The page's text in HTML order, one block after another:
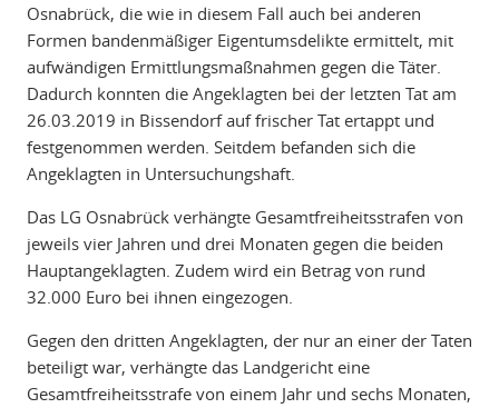
Osnabrück, die wie in diesem Fall auch bei anderen
Formen bandenmäßiger Eigentumsdelikte ermittelt, mit
aufwändigen Ermittlungsmaßnahmen gegen die Täter.
Dadurch konnten die Angeklagten bei der letzten Tat am
26.03.2019 in Bissendorf auf frischer Tat ertappt und
festgenommen werden. Seitdem befanden sich die
Angeklagten in Untersuchungshaft.
Das LG Osnabrück verhängte Gesamtfreiheitsstrafen von
jeweils vier Jahren und drei Monaten gegen die beiden
Hauptangeklagten. Zudem wird ein Betrag von rund
32.000 Euro bei ihnen eingezogen.
Gegen den dritten Angeklagten, der nur an einer der Taten
beteiligt war, verhängte das Landgericht eine
Gesamtfreiheitsstrafe von einem Jahr und sechs Monaten,